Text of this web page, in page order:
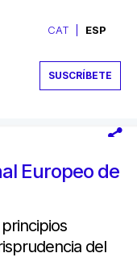
CAT ESP
SUSCRÍBETE
Europeo de
del